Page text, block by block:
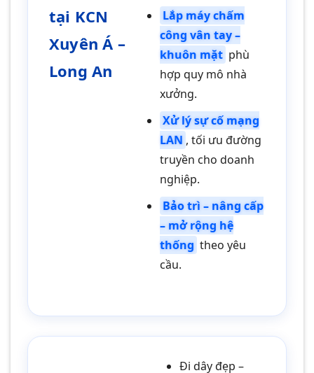
tại KCN
Xuyên Á –
Long An
Lắp máy chấm
công vân tay –
khuôn mặt phù
hợp quy mô nhà
xưởng.
Xử lý sự cố mạng
LAN , tối ưu đường
truyền cho doanh
nghiệp.
Bảo trì – nâng cấp
– mở rộng hệ
thống theo yêu
cầu.
Đi dây đẹp –